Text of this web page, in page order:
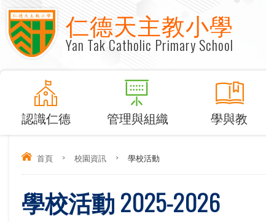
仁德天主教小學
Yan Tak Catholic Primary School
認識仁德 管理與組織 學與教
首頁 > 校園資訊 > 學校活動
學校活動 2025-2026